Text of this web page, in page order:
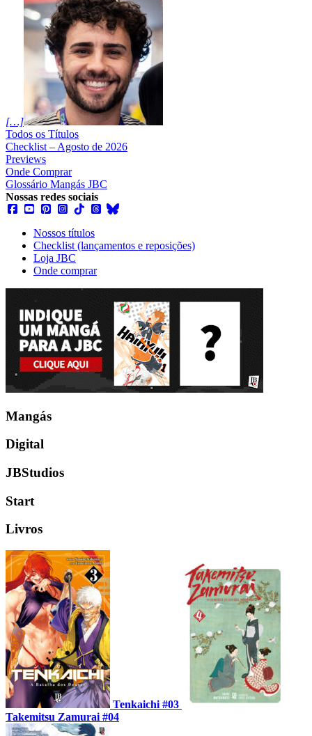
[…]
Todos os Títulos
Checklist – Agosto de 2026
Previews
Onde Comprar
Glossário Mangás JBC
Nossas redes sociais
Nossos títulos
Checklist (lançamentos e reposições)
Loja JBC
Onde comprar
Mangás
Digital
JBStudios
Start
Livros
Tenkaichi #03
Takemitsu Zamurai #04